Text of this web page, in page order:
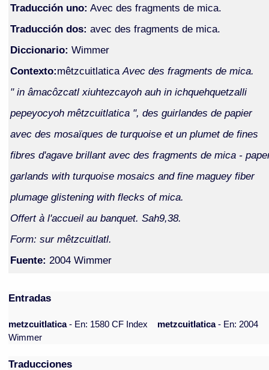
Traducción uno: Avec des fragments de mica.
Traducción dos: avec des fragments de mica.
Diccionario: Wimmer
Contexto:mêtzcuitlatica Avec des fragments de mica.
" in âmacôzcatl xiuhtezcayoh auh in ichquehquetzalli
pepeyocyoh mêtzcuitlatica ", des guirlandes de papier
avec des mosaïques de turquoise et un plumet de fines
fibres d'agave brillant avec des fragments de mica -
garlands with turquoise mosaics and fine maguey fiber
plumage glistening with flecks of mica.
Offert à l'accueil au banquet. Sah9,38.
Form: sur mêtzcuitlatl.
Fuente: 2004 Wimmer
Entradas
metzcuitlatica- En: 1580 CF Index metzcuitlatica- En: 2004
Wimmer
Traducciones